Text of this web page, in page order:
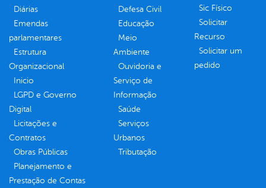
Diárias
Emendas
parlamentares
Estrutura
Organizacional
Inicio
LGPD e Governo
Digital
Licitações e
Contratos
Obras Públicas
Planejamento e
Prestação de Contas
Defesa Civil
Educação
Meio
Ambiente
Ouvidoria e
Serviço de
Informação
Saúde
Serviços
Urbanos
Tributação
Sic Físico
Solicitar
Recurso
Solicitar um
pedido